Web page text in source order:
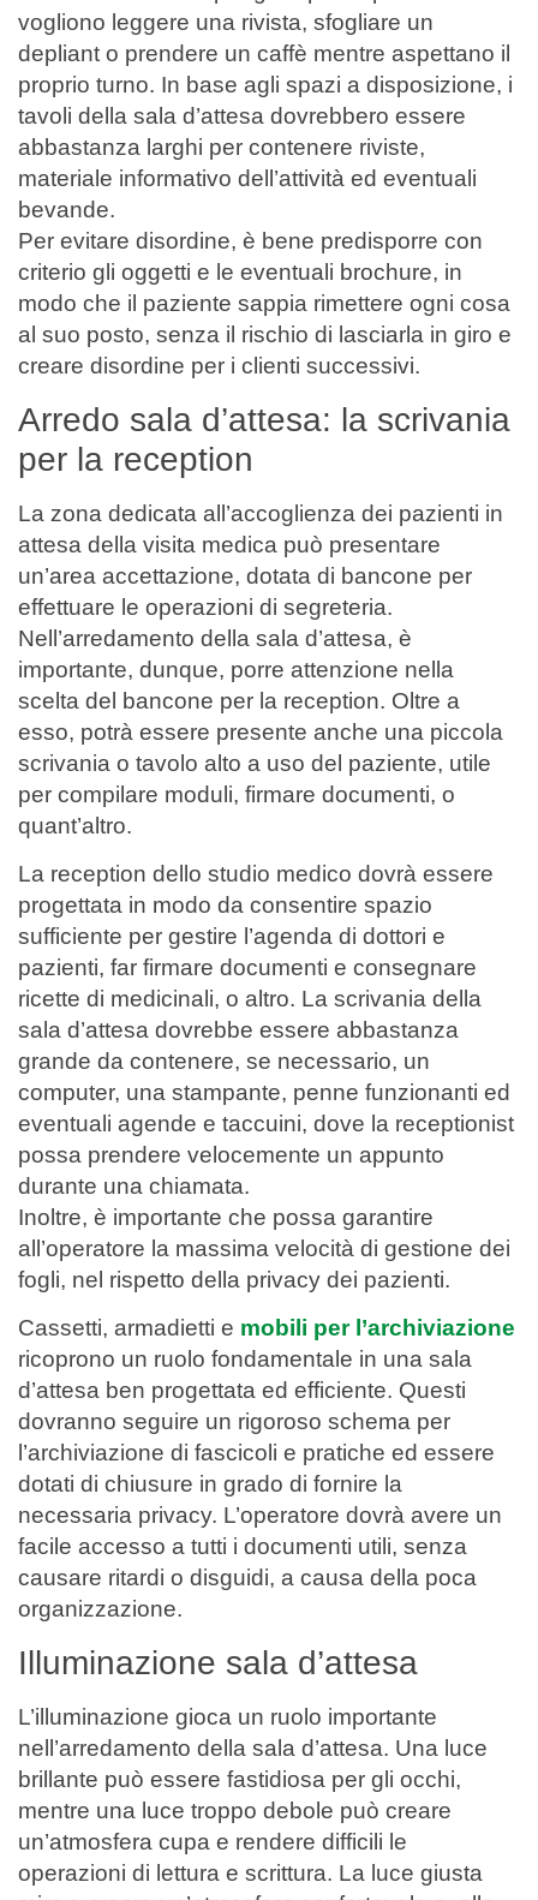
vogliono leggere una rivista, sfogliare un
depliant o prendere un caffè mentre aspettano il
proprio turno. In base agli spazi a disposizione, i
tavoli della sala d’attesa dovrebbero essere
abbastanza larghi per contenere riviste,
materiale informativo dell’attività ed eventuali
bevande.
Per evitare disordine, è bene predisporre con
criterio gli oggetti e le eventuali brochure, in
modo che il paziente sappia rimettere ogni cosa
al suo posto, senza il rischio di lasciarla in giro e
creare disordine per i clienti successivi.
Arredo sala d’attesa: la scrivania
per la reception
La zona dedicata all’accoglienza dei pazienti in
attesa della visita medica può presentare
un’area accettazione, dotata di bancone per
effettuare le operazioni di segreteria.
Nell’arredamento della sala d’attesa, è
importante, dunque, porre attenzione nella
scelta del bancone per la reception. Oltre a
esso, potrà essere presente anche una piccola
scrivania o tavolo alto a uso del paziente, utile
per compilare moduli, firmare documenti, o
quant’altro.
La reception dello studio medico dovrà essere
progettata in modo da consentire spazio
sufficiente per gestire l’agenda di dottori e
pazienti, far firmare documenti e consegnare
ricette di medicinali, o altro. La scrivania della
sala d’attesa dovrebbe essere abbastanza
grande da contenere, se necessario, un
computer, una stampante, penne funzionanti ed
eventuali agende e taccuini, dove la receptionist
possa prendere velocemente un appunto
durante una chiamata.
Inoltre, è importante che possa garantire
all’operatore la massima velocità di gestione dei
fogli, nel rispetto della privacy dei pazienti.
Cassetti, armadietti e mobili per l’archiviazione
ricoprono un ruolo fondamentale in una sala
d’attesa ben progettata ed efficiente. Questi
dovranno seguire un rigoroso schema per
l’archiviazione di fascicoli e pratiche ed essere
dotati di chiusure in grado di fornire la
necessaria privacy. L’operatore dovrà avere un
facile accesso a tutti i documenti utili, senza
causare ritardi o disguidi, a causa della poca
organizzazione.
Illuminazione sala d’attesa
L’illuminazione gioca un ruolo importante
nell’arredamento della sala d’attesa. Una luce
brillante può essere fastidiosa per gli occhi,
mentre una luce troppo debole può creare
un’atmosfera cupa e rendere difficili le
operazioni di lettura e scrittura. La luce giusta